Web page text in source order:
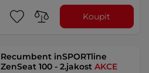
Koupit
Recumbent inSPORTline
ZenSeat 100 - 2.jakostAKCE